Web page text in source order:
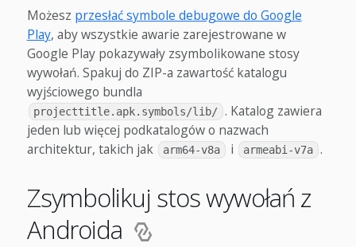
Możesz przesłać symbole debugowe do Google
Play, aby wszystkie awarie zarejestrowane w
Google Play pokazywały zsymbolikowane stosy
wywołań. Spakuj do ZIP-a zawartość katalogu
wyjściowego bundla
projecttitle.apk.symbols/lib/ . Katalog zawiera
jeden lub więcej podkatalogów o nazwach
architektur, takich jak
arm64-v8a i armeabi-v7a .
Zsymbolikuj stos wywołań z
Androida